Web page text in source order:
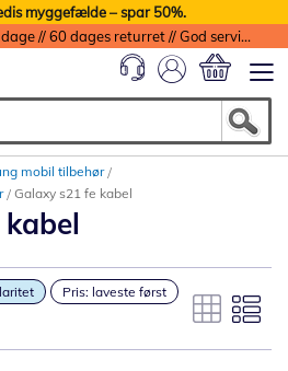
myggefælde – spar 50%.
Billig fragt // Levering 1-2 dage // 60 dages returret // God service med garanti
mobil tilbehør
Galaxy s21 fe kabel
Pris: laveste først